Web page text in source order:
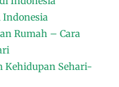
Indonesia
Rumah – Cara
Kehidupan Sehari-